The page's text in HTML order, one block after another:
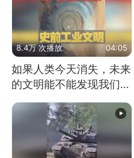
8.4万 次播放 04:05
如果人类今天消失，未来
的文明能不能发现我们存